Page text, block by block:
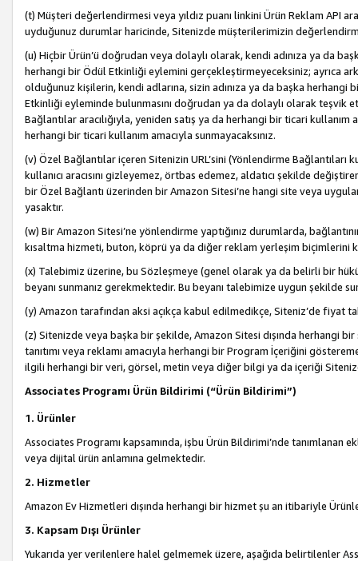
(t) Müşteri değerlendirmesi veya yıldız puanı linkini Ürün Reklam API
uyduğunuz durumlar haricinde, Sitenizde müşterilerimizin
(u) Hiçbir Ürün’ü doğrudan veya dolaylı olarak, kendi adınıza ya da
herhangi bir Ödül Etkinliği eylemini gerçekleştirmeyeceksiniz; ayrıca
olduğunuz kişilerin, kendi adlarına, sizin adınıza ya da başka herhangi
Etkinliği eyleminde bulunmasını doğrudan ya da dolaylı olarak teşvik
Bağlantılar aracılığıyla, yeniden satış ya da herhangi bir ticari
herhangi bir ticari kullanım amacıyla sunmayacaksınız.
(v) Özel Bağlantılar içeren Sitenizin URL’sini (Yönlendirme Bağlantıları
kullanıcı aracısını gizleyemez, örtbas edemez, aldatıcı şekilde
bir Özel Bağlantı üzerinden bir Amazon Sitesi’ne hangi site veya
yasaktır.
(w) Bir Amazon Sitesi’ne yönlendirme yaptığınız durumlarda,
kısaltma hizmeti, buton, köprü ya da diğer reklam yerleşim biçimlerini
(x) Talebimiz üzerine, bu Sözleşmeye (genel olarak ya da belirli bir
beyanı sunmanız gerekmektedir. Bu beyanı talebimize uygun şekilde
(y) Amazon tarafından aksi açıkça kabul edilmedikçe, Siteniz’de fiyat
(z) Sitenizde veya başka bir şekilde, Amazon Sitesi dışında herhangi
tanıtımı veya reklamı amacıyla herhangi bir Program İçeriğini
ilgili herhangi bir veri, görsel, metin veya diğer bilgi ya da içeriği
Associates Programı Ürün Bildirimi (“Ürün Bildirimi”)
1. Ürünler
Associates Programı kapsamında, işbu Ürün Bildirimi’nde
veya dijital ürün anlamına gelmektedir.
2. Hizmetler
Amazon Ev Hizmetleri dışında herhangi bir hizmet şu an itibariyle
3. Kapsam Dışı Ürünler
Yukarıda yer verilenlere halel gelmemek üzere, aşağıda belirtilenler